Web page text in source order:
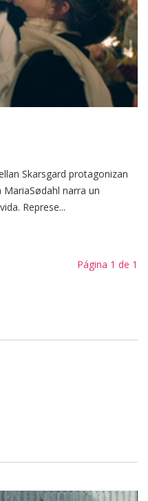
Skarsgard protagonizan
narra un
Represe...
Página 1 de 1